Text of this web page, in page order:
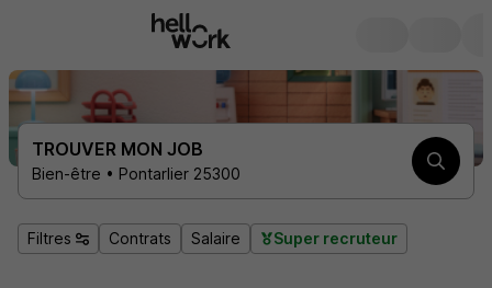
TROUVER MON JOB
Bien-être • Pontarlier 25300
Filtres Contrats Salaire Super recruteur